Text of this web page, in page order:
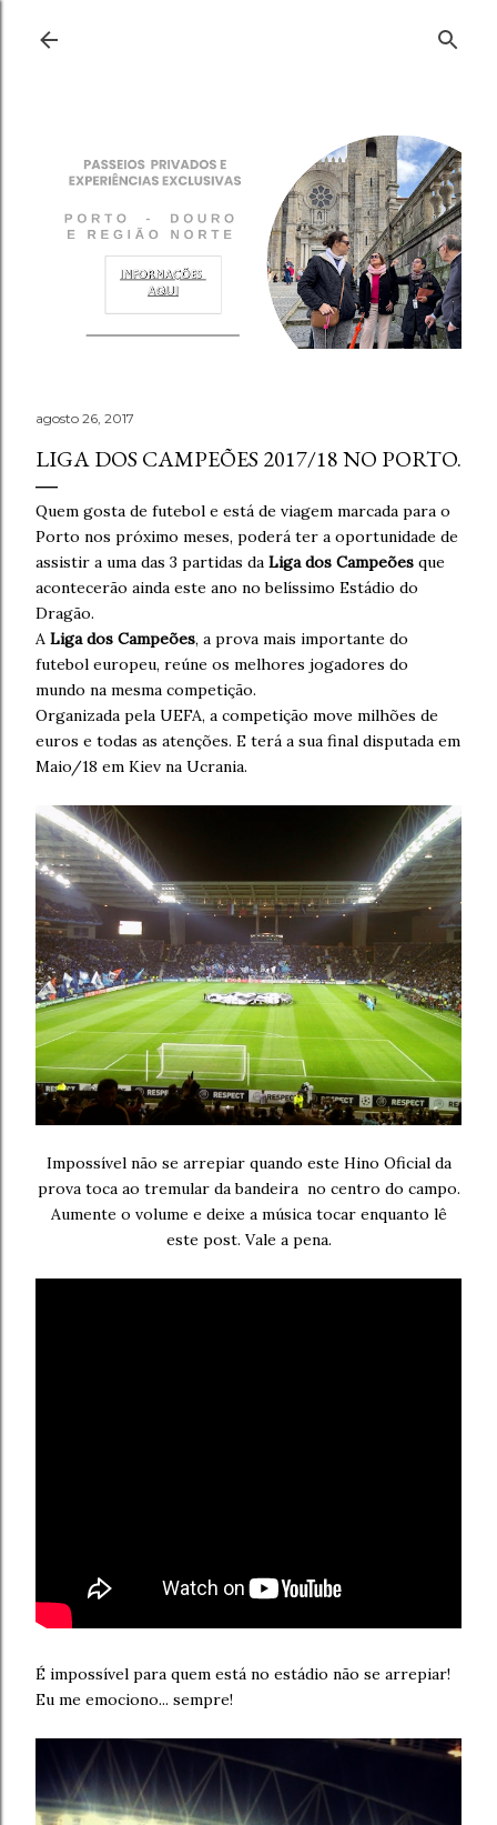
agosto 26, 2017
LIGA DOS CAMPEÕES 2017/18 NO PORTO.
Quem gosta de futebol e está de viagem marcada para o
Porto nos próximo meses, poderá ter a oportunidade de
assistir a uma das 3 partidas da Liga dos Campeões que
acontecerão ainda este ano no belíssimo Estádio do
Dragão.
A Liga dos Campeões, a prova mais importante do
futebol europeu, reúne os melhores jogadores do
mundo na mesma competição.
Organizada pela UEFA, a competição move milhões de
euros e todas as atenções. E terá a sua final disputada em
Maio/18 em Kiev na Ucrania.
Impossível não se arrepiar quando este Hino Oficial da
prova toca ao tremular da bandeira no centro do campo.
Aumente o volume e deixe a música tocar enquanto lê
este post. Vale a pena.
É impossível para quem está no estádio não se arrepiar!
Eu me emociono... sempre!